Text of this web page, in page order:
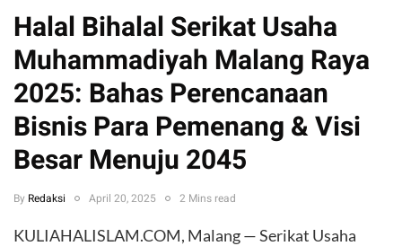
Halal Bihalal Serikat Usaha
Muhammadiyah Malang Raya
2025: Bahas Perencanaan
Bisnis Para Pemenang & Visi
Besar Menuju 2045
By Redaksi April 20, 2025 2 Mins read
KULIAHALISLAM.COM, Malang — Serikat Usaha